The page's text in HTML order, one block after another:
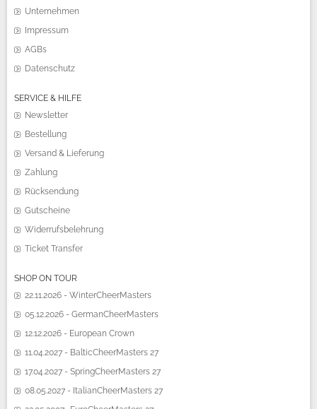
Unternehmen
Impressum
AGBs
Datenschutz
SERVICE & HILFE
Newsletter
Bestellung
Versand & Lieferung
Zahlung
Rücksendung
Gutscheine
Widerrufsbelehrung
Ticket Transfer
SHOP ON TOUR
22.11.2026 - WinterCheerMasters
05.12.2026 - GermanCheerMasters
12.12.2026 - European Crown
11.04.2027 - BalticCheerMasters 27
17.04.2027 - SpringCheerMasters 27
08.05.2027 - ItalianCheerMasters 27